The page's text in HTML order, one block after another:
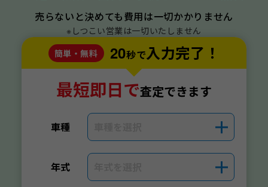
売らないと決めても費用は一切かかりません
※しつこい営業は一切いたしません
簡単・無料
20秒で入力完了！
最短即日で査定できます
車種 ＋
年式 ＋